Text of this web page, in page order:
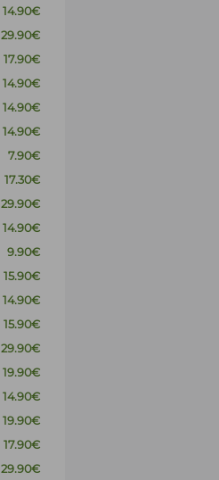
14.90€
29.90€
17.90€
14.90€
14.90€
14.90€
7.90€
17.30€
29.90€
14.90€
9.90€
15.90€
14.90€
15.90€
29.90€
19.90€
14.90€
19.90€
17.90€
29.90€